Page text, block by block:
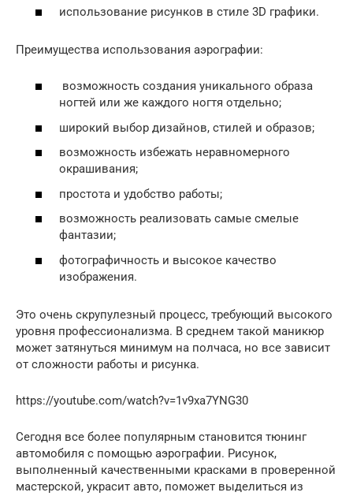
использование рисунков в стиле 3D графики.
Преимущества использования аэрографии:
возможность создания уникального образа
ногтей или же каждого ногтя отдельно;
широкий выбор дизайнов, стилей и образов;
возможность избежать неравномерного
окрашивания;
простота и удобство работы;
возможность реализовать самые смелые
фантазии;
фотографичность и высокое качество
изображения.
Это очень скрупулезный процесс, требующий высокого
уровня профессионализма. В среднем такой маникюр
может затянуться минимум на полчаса, но все зависит
от сложности работы и рисунка.
https://youtube.com/watch?v=1v9xa7YNG30
Сегодня все более популярным становится тюнинг
автомобиля с помощью аэрографии. Рисунок,
выполненный качественными красками в проверенной
мастерской, украсит авто, поможет выделиться из